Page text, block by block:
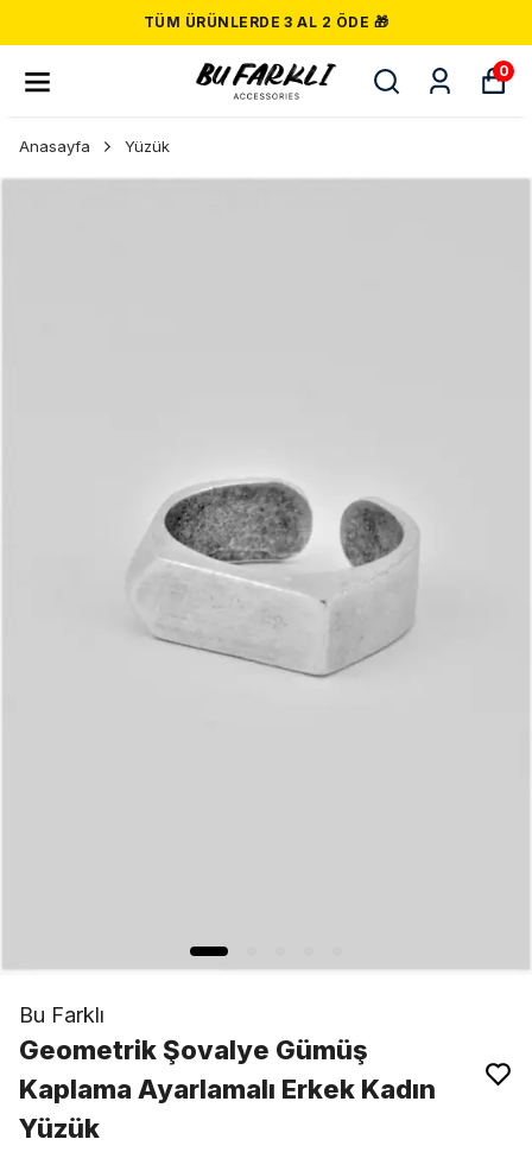
TÜM ÜRÜNLERDE 3 AL 2 ÖDE 🎁
0
Anasayfa Yüzük
Bu Farklı
Geometrik Şovalye Gümüş
Kaplama Ayarlamalı Erkek Kadın
Yüzük